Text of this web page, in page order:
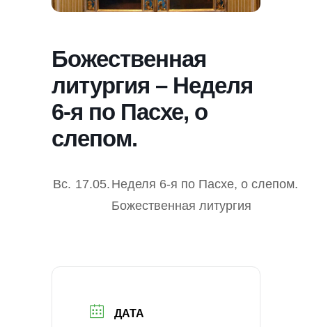
Божественная
литургия – Неделя
6-я по Пасхе, о
слепом.
Вс. 17.05. Неделя 6-я по Пасхе, о слепом.
Божественная литургия
ДАТА